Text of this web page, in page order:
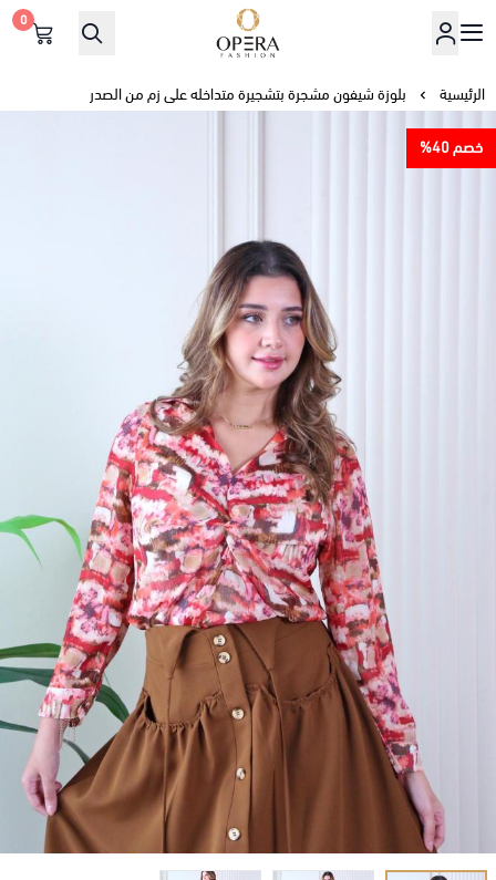
أوبرا فاشن
0
الرئيسية بلوزة شيفون مشجرة بتشجيرة متداخله على زم من الصدر
خصم 40%